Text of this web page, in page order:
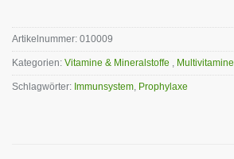
Artikelnummer: 010009
Kategorien: Vitamine & Mineralstoffe , Multivitamine
Schlagwörter: Immunsystem, Prophylaxe